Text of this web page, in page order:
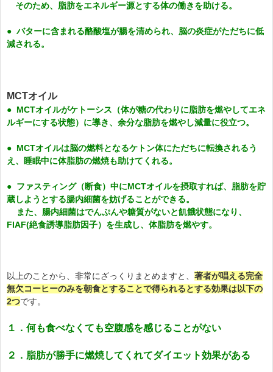
そのため、脂肪をエネルギー源とする体の働きを助ける。
● バターに含まれる酪酸塩が腸を清められ、脳の炎症がただちに低
減される。
MCTオイル
● MCTオイルがケトーシス（体が糖の代わりに脂肪を燃やしてエネ
ルギーにする状態）に導き、余分な脂肪を燃やし減量に役立つ。
● MCTオイルは脳の燃料となるケトン体にただちに転換されるう
え、睡眠中に体脂肪の燃焼も助けてくれる。
● ファスティング（断食）中にMCTオイルを摂取すれば、脂肪を貯
蔵しようとする腸内細菌を妨げることができる。
また、腸内細菌はでんぷんや糖質がないと飢餓状態になり、
FIAF(絶食誘導脂肪因子）を生成し、体脂肪を燃やす。
以上のことから、非常にざっくりまとめますと、 著者が唱える完全
無欠コーヒーのみを朝食とすることで得られるとする効果は以下の
2つです。
１．何も食べなくても空腹感を感じることがない
２．脂肪が勝手に燃焼してくれてダイエット効果がある